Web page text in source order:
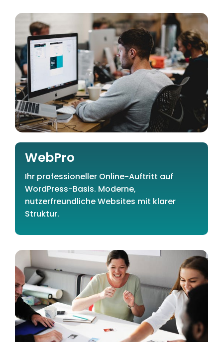
WebPro
Ihr professioneller Online-Auftritt auf
WordPress-Basis. Moderne,
nutzerfreundliche Websites mit klarer
Struktur.